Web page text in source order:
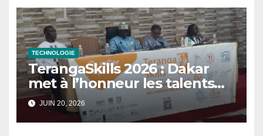
TECHNOLOGIE
TerangaSkills 2026 : Dakar
met à l’honneur les talents
des métiers techniques
JUIN 20, 2026